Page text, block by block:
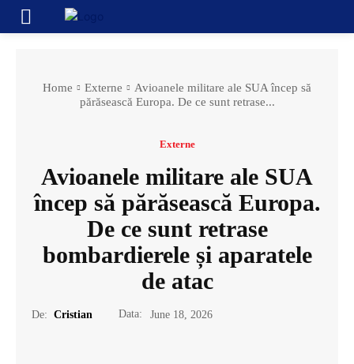
Home Externe
Avioanele militare ale SUA încep să
părăsească Europa. De ce sunt retrase...
Externe
Avioanele militare ale SUA
încep să părăsească Europa.
De ce sunt retrase
bombardierele și aparatele
de atac
De: Cristian Data: June 18, 2026